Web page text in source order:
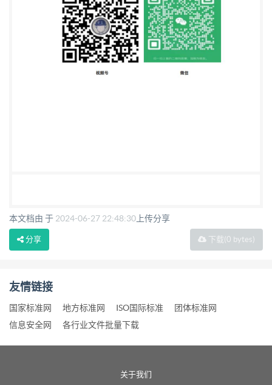
本文档由 于 2024-06-27 22:48:30 上传分享
下载(0 bytes)
分享
友情链接
国家标准网 地方标准网 ISO国际标准
团体标准网
信息安全网
各行业文件批量下载
关于我们